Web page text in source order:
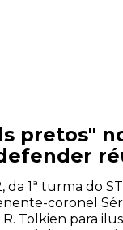
pretos"
1ª turma do
coronel
Tolkien para